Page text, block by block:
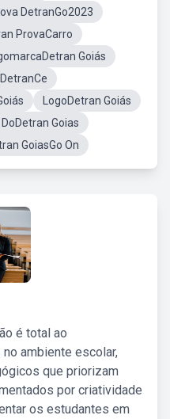
DetranGo2023
ProvaCarro
Goiás
LogoDetran Goiás
Goias
GoiasGo On
é total ao
ambiente escolar,
que priorizam
por criatividade
os estudantes em